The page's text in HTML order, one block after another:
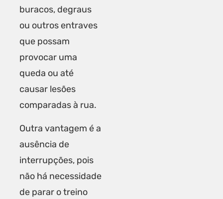
buracos, degraus
ou outros entraves
que possam
provocar uma
queda ou até
causar lesões
comparadas à rua.
Outra vantagem é a
ausência de
interrupções, pois
não há necessidade
de parar o treino